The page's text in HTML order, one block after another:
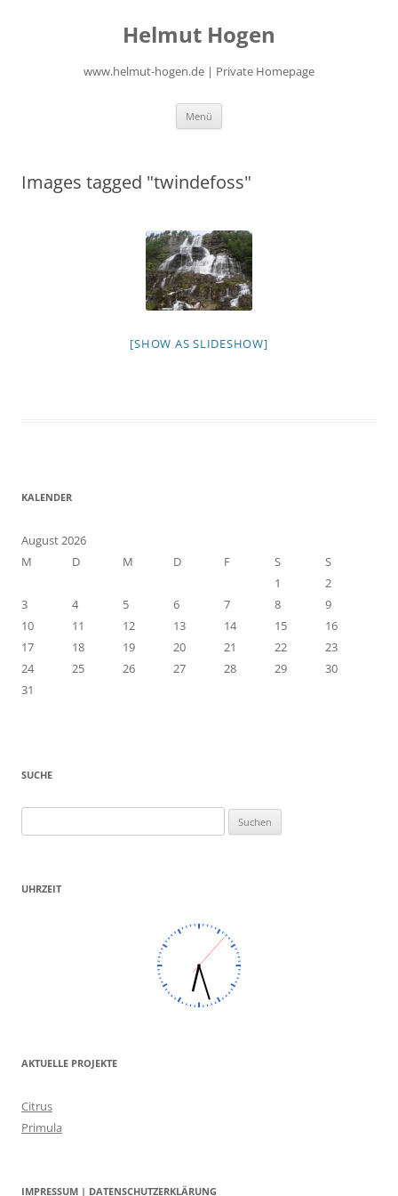
Helmut Hogen
www.helmut-hogen.de | Private Homepage
Menü
Images tagged "twindefoss"
[SHOW AS SLIDESHOW]
KALENDER
August 2026
M
D M D F S
S
1
2
3
4 5 6 7 8
9
10
11 12 13 14 15
16
17
18 19 20 21 22
23
24
25 26 27 28 29
30
31
SUCHE
nach:
UHRZEIT
AKTUELLE PROJEKTE
Citrus
Primula
IMPRESSUM | DATENSCHUTZERKLÄRUNG